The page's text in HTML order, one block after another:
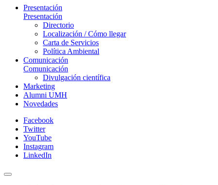
Presentación
Presentación
Directorio
Localización / Cómo llegar
Carta de Servicios
Política Ambiental
Comunicación
Comunicación
Divulgación científica
Marketing
Alumni UMH
Novedades
Facebook
Twitter
YouTube
Instagram
LinkedIn